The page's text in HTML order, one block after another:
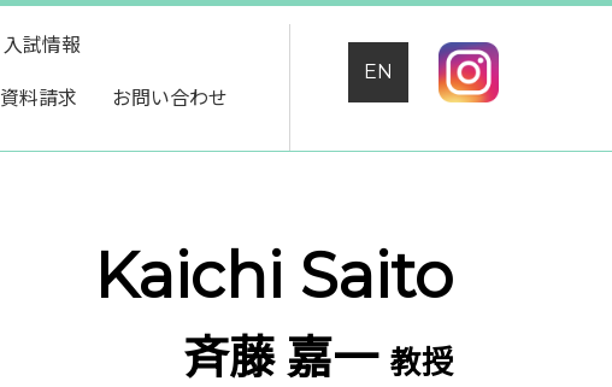
入試情報
資料請求 お問い合わせ
EN
Kaichi Saito
斉藤 嘉一 教授